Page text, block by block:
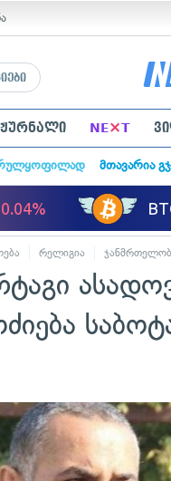
ჟურნალი NE×T
მთავარია
რელიგია